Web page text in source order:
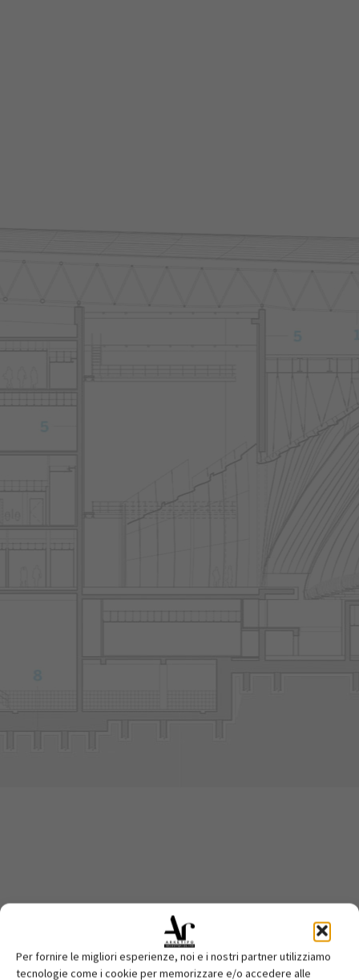
Per fornire le migliori esperienze, noi e i nostri partner utilizziamo
tecnologie come i cookie per memorizzare e/o accedere alle